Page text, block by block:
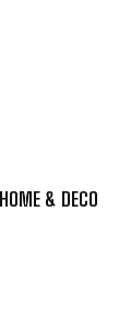
HOME & DECO